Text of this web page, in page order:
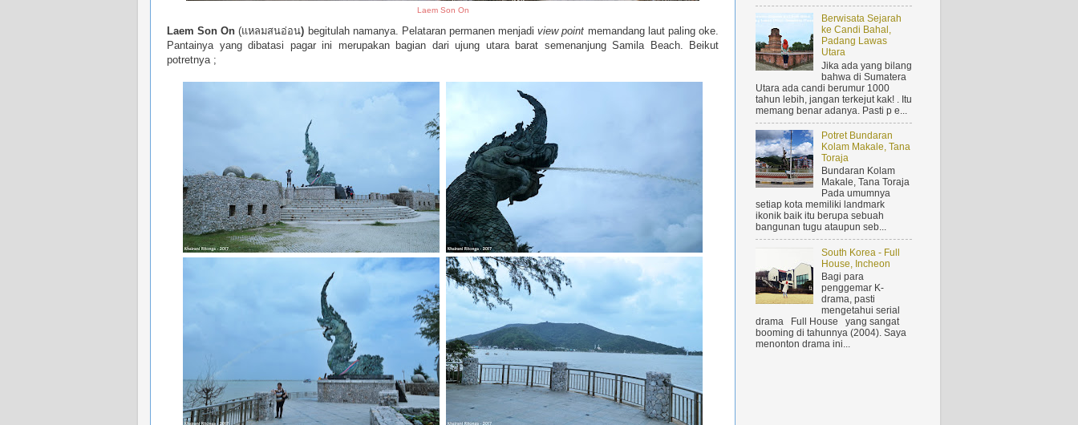
Laem Son On
Laem Son On(แหลมสนอ่อน) begitulah namanya. Pelataran permanen menjadiview point memandang laut paling oke.
Pantainya yang dibatasi pagar ini merupakan bagian dari ujung utara barat semenanjung Samila Beach. Beikut
potretnya ;
Berwisata Sejarah
ke Candi Bahal,
Padang Lawas
Utara
Jika ada yang bilang
bahwa di Sumatera
Utara ada candi berumur 1000
tahun lebih, jangan terkejut kak! . Itu
memang benar adanya. Pasti p e...
Potret Bundaran
Kolam Makale, Tana
Toraja
Bundaran Kolam
Makale, Tana Toraja
Pada umumnya
setiap kota memiliki landmark
ikonik baik itu berupa sebuah
bangunan tugu ataupun seb...
South Korea - Full
House, Incheon
Bagi para
penggemar K-
drama, pasti
mengetahui serial
drama Full House yang sangat
booming di tahunnya (2004). Saya
menonton drama ini...